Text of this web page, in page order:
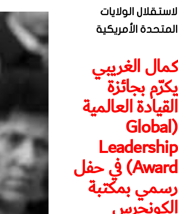
لاستقلال الولايات
المتحدة الأمريكية
كمال الغريبي
يكرّم بجائزة
القيادة العالمية
(Global
Leadership
Award) في حفل
رسمي بمكتبة